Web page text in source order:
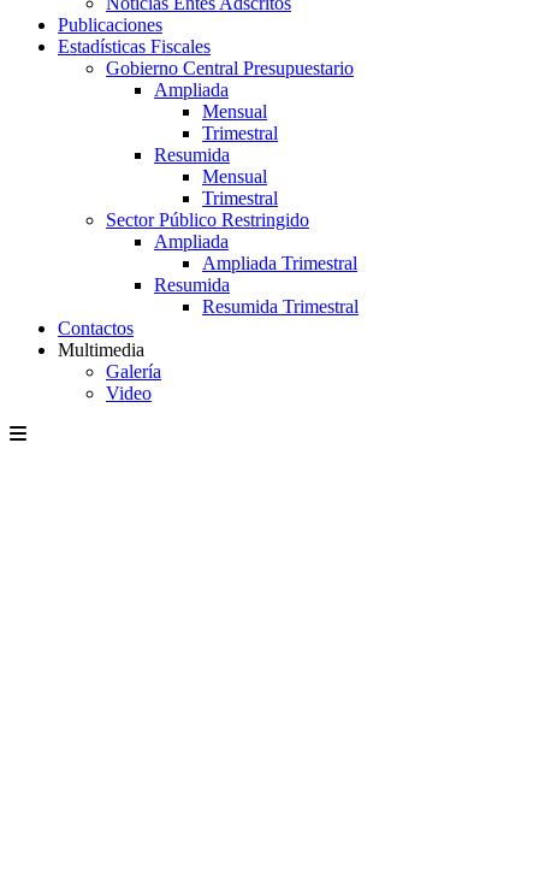
Publicaciones
Estadísticas Fiscales
Gobierno Central Presupuestario
Ampliada
Mensual
Trimestral
Resumida
Mensual
Trimestral
Sector Público Restringido
Ampliada
Ampliada Trimestral
Resumida
Resumida Trimestral
Contactos
Multimedia
Galería
Video